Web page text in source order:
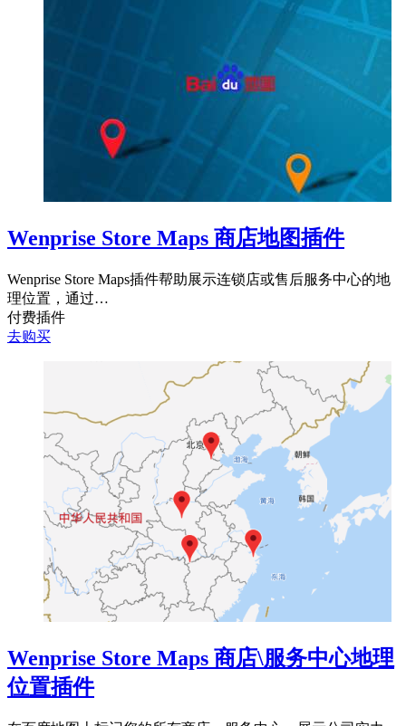
Wenprise Store Maps 商店地图插件
Wenprise Store Maps插件帮助展示连锁店或售后服务中心的地
理位置，通过…
付费插件
去购买
Wenprise Store Maps 商店\服务中心地理
位置插件